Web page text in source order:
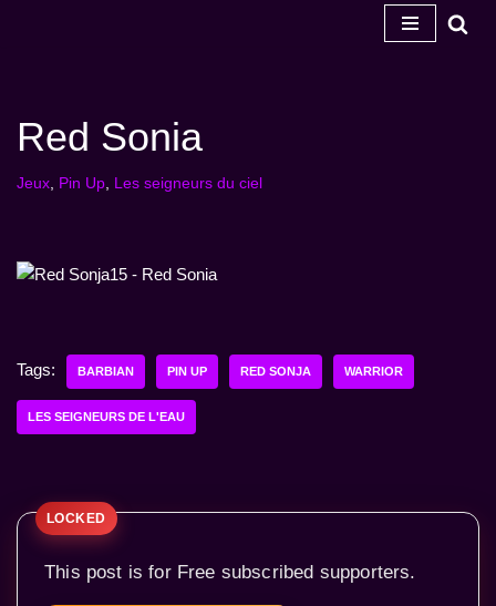
Red Sonia
Jeux, Pin Up, Les seigneurs du ciel
Tags: BARBIAN PIN UP RED SONJA WARRIOR
LES SEIGNEURS DE L'EAU
This post is for Free subscribed supporters.